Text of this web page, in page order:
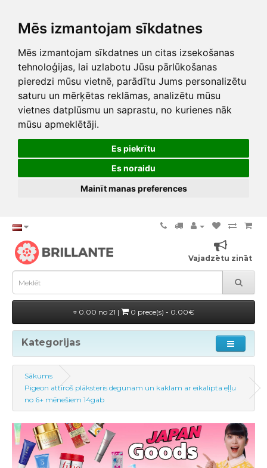
Mēs izmantojam sīkdatnes
Mēs izmantojam sīkdatnes un citas izsekošanas
tehnoloģijas, lai uzlabotu Jūsu pārlūkošanas
pieredzi mūsu vietnē, parādītu Jums personalizētu
saturu un mērķētas reklāmas, analizētu mūsu
vietnes datplūsmu un saprastu, no kurienes nāk
mūsu apmeklētāji.
Es piekrītu
Es noraidu
Mainīt manas preferences
Vajadzētu zināt
0.00 no 21 | 0 prece(s) - 0.00€
Kategorijas
Sākums
Pigeon attīroš plāksteris degunam un kaklam ar eikalipta eļļu
no 6+ mēnešiem 14gab